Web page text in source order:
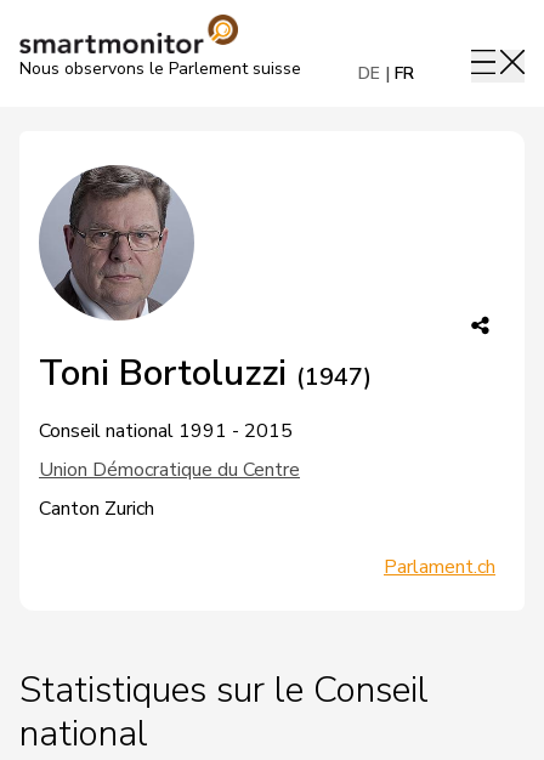
Nous observons le Parlement suisse DE FR
Toni Bortoluzzi (1947)
Conseil national 1991 - 2015
Union Démocratique du Centre
Canton Zurich
Parlament.ch
Statistiques sur le Conseil
national